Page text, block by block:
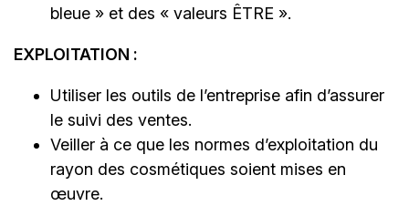
bleue » et des « valeurs ÊTRE ».
EXPLOITATION :
Utiliser les outils de l’entreprise afin d’assurer
le suivi des ventes.
Veiller à ce que les normes d’exploitation du
rayon des cosmétiques soient mises en
œuvre.